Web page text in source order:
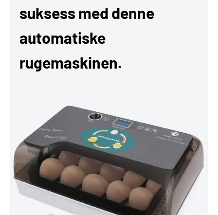
suksess med denne
automatiske
rugemaskinen.